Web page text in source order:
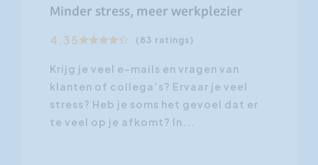
werkplezier
en vragen van
Ervaar je veel
het gevoel dat er
In...
Productief met
Outlook is het
mailprogramma op
voor veel